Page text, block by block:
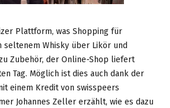
Plattform, was Shopping für
seltenem Whisky über Likör und
Zubehör, der Online-Shop liefert
Tag. Möglich ist dies auch dank der
einem Kredit von swisspeers
Johannes Zeller erzählt, wie es dazu